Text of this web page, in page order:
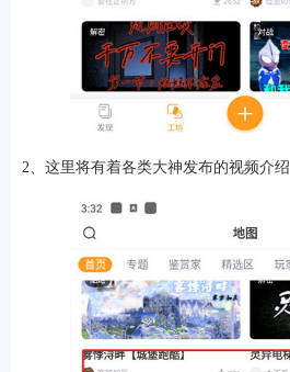
资讯
2、这里将有着各类大神发布的视频介绍